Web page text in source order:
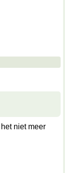
niet meer